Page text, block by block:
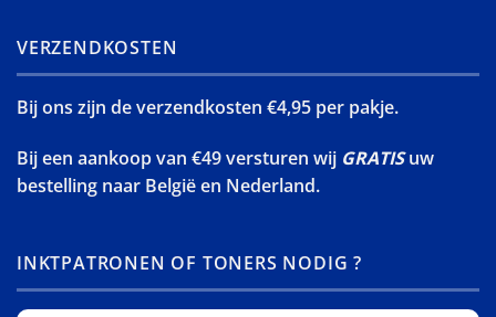
VERZENDKOSTEN
Bij ons zijn de verzendkosten €4,95 per pakje.
Bij een aankoop van €49 versturen wij GRATISuw
bestelling naar België en Nederland.
INKTPATRONEN OF TONERS NODIG ?